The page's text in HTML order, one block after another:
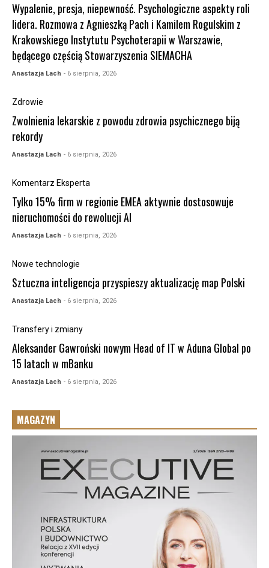
Wypalenie, presja, niepewność. Psychologiczne aspekty roli
lidera. Rozmowa z Agnieszką Pach i Kamilem Rogulskim z
Krakowskiego Instytutu Psychoterapii w Warszawie,
będącego częścią Stowarzyszenia SIEMACHA
Anastazja Lach - 6 sierpnia, 2026
Zdrowie
Zwolnienia lekarskie z powodu zdrowia psychicznego biją
rekordy
Anastazja Lach - 6 sierpnia, 2026
Komentarz Eksperta
Tylko 15% firm w regionie EMEA aktywnie dostosowuje
nieruchomości do rewolucji AI
Anastazja Lach - 6 sierpnia, 2026
Nowe technologie
Sztuczna inteligencja przyspieszy aktualizację map Polski
Anastazja Lach - 6 sierpnia, 2026
Transfery i zmiany
Aleksander Gawroński nowym Head of IT w Aduna Global po
15 latach w mBanku
Anastazja Lach - 6 sierpnia, 2026
MAGAZYN